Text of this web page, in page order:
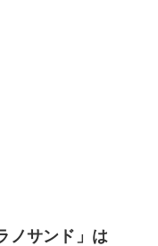
ノサンド」は